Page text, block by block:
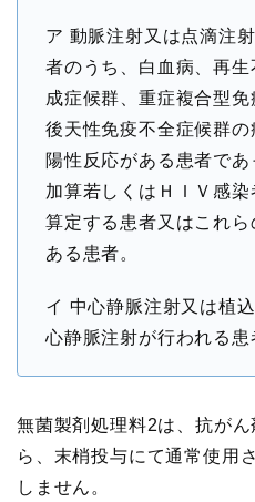
ア 動脈注射又は点滴注
者のうち、白血病、再
成症候群、重症複合型
後天性免疫不全症候群
陽性反応がある患者で
加算若しくはＨＩＶ感
算定する患者又はこれ
ある患者。
イ 中心静脈注射又は植
心静脈注射が行われる患
無菌製剤処理料2は、抗が
ら、末梢投与にて通常使用
しません。